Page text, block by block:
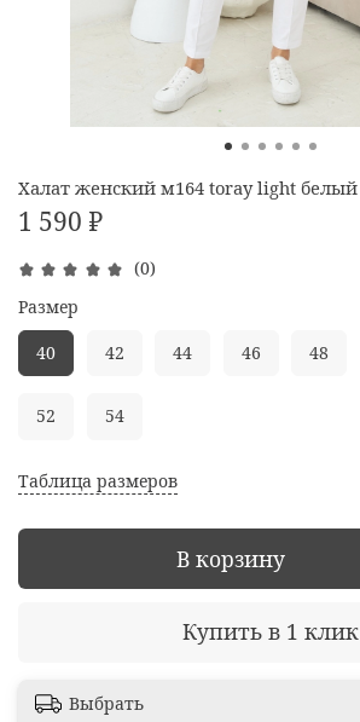
(0)
Халат женский м164 toray light белый
1 590 ₽
Таблица размеров
В корзину
Купить в 1 клик
Размер
40
42 44 46 48
52 54
Выбрать